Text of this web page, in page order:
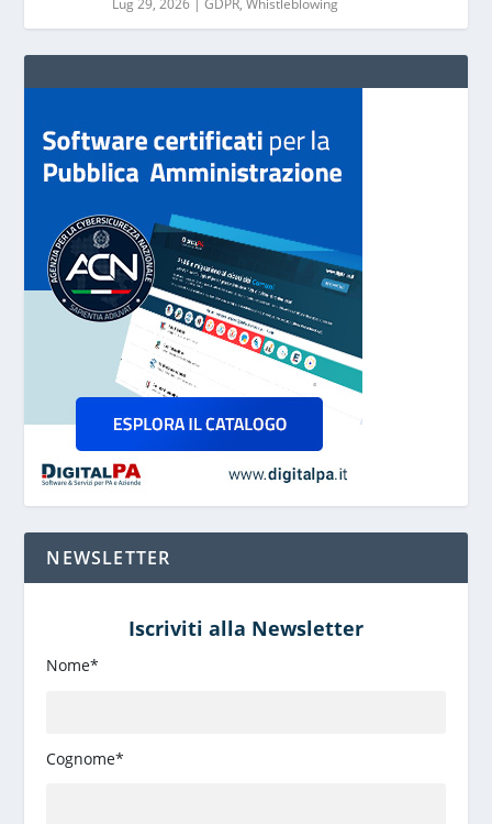
Lug 29, 2026 |GDPR,Whistleblowing
NEWSLETTER
Iscriviti alla Newsletter
Nome*
Cognome*